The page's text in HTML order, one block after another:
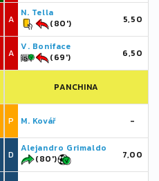
A
N. Tella
(80')
5,50
A
V. Boniface
(69')
6,50
PANCHINA
P M. Kovář -
D
Alejandro Grimaldo
(80')
7,00